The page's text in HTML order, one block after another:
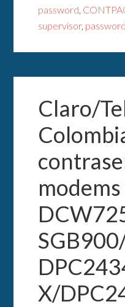
password,
supervisor, password
Claro/
X/